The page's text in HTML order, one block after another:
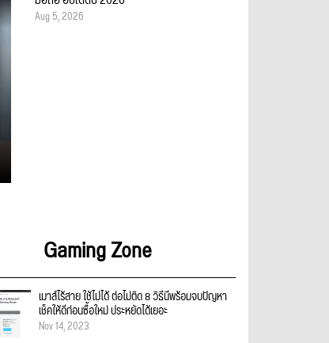
Aug 5, 2026
Gaming Zone
เมาส์ไร้สาย ใช้ไม่ได้ ต่อไม่ติด 8 วิธีนี้พร้อมจบปัญหา
เช็คให้ดีก่อนซื้อใหม่ ประหยัดได้เยอะ
Nov 14, 2023